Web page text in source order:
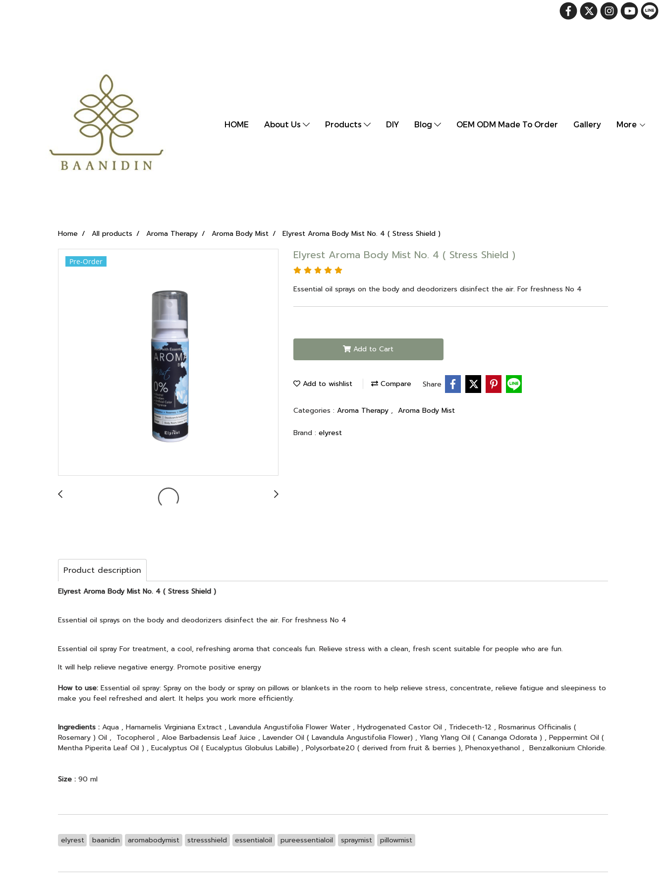
HOME About Us Products DIY Blog OEM ODM Made To Order Gallery More
Home All products Aroma Therapy Aroma Body Mist Elyrest Aroma Body Mist No. 4 ( Stress Shield )
Pre-Order Elyrest Aroma Body Mist No. 4 ( Stress Shield )
Essential oil sprays on the body and deodorizers disinfect the air. For freshness No 4
Add to Cart
Add to wishlist Compare Share
Categories : Aroma Therapy , Aroma Body Mist
Brand : elyrest
Product description
Elyrest Aroma Body Mist No. 4 ( Stress Shield )
Essential oil sprays on the body and deodorizers disinfect the air. For freshness No 4
Essential oil spray For treatment, a cool, refreshing aroma that conceals fun. Relieve stress with a clean, fresh scent suitable for people who are fun.
It will help relieve negative energy. Promote positive energy
How to use: Essential oil spray: Spray on the body or spray on pillows or blankets in the room to help relieve stress, concentrate, relieve fatigue and sleepiness to
make you feel refreshed and alert. It helps you work more efficiently.
Ingredients : Aqua , Hamamelis Virginiana Extract , Lavandula Angustifolia Flower Water , Hydrogenated Castor Oil , Trideceth-12 , Rosmarinus Officinalis (
Rosemary ) Oil , Tocopherol , Aloe Barbadensis Leaf Juice , Lavender Oil ( Lavandula Angustifolia Flower) , Ylang Ylang Oil ( Cananga Odorata ) , Peppermint Oil (
Mentha Piperita Leaf Oil ) , Eucalyptus Oil ( Eucalyptus Globulus Labille) , Polysorbate20 ( derived from fruit & berries ), Phenoxyethanol , Benzalkonium Chloride.
Size : 90 ml
elyrest baanidin aromabodymist stressshield essentialoil pureessentialoil spraymist pillowmist